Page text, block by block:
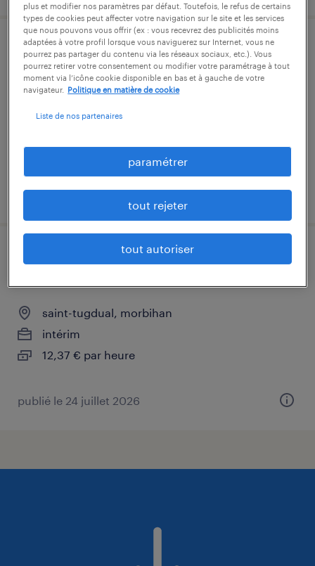
agent de mise en conditionnement h/f
saint-tugdual, morbihan
publié le 15 juillet 2026
agent de production agroalimentaire
saint-tugdual, morbihan
intérim
12,37 € par heure
publié le 24 juillet 2026
plus et modifier nos paramètres par défaut. Toutefois, le refus de certains
types de cookies peut affecter votre navigation sur le site et les services
que nous pouvons vous offrir (ex : vous recevrez des publicités moins
adaptées à votre profil lorsque vous naviguerez sur Internet, vous ne
pourrez pas partager du contenu via les réseaux sociaux, etc.). Vous
pourrez retirer votre consentement ou modifier votre paramétrage à tout
moment via l’icône cookie disponible en bas et à gauche de votre
navigateur.
Politique en matière de cookie
Liste de nos partenaires
paramétrer
tout rejeter
tout autoriser